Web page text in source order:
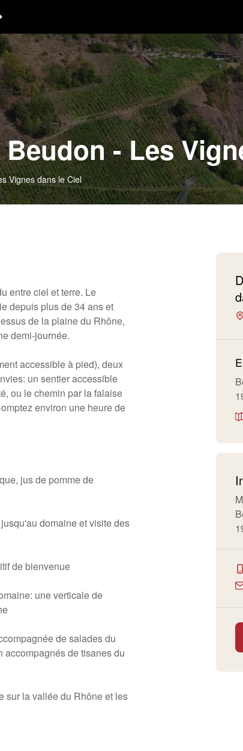
- Les
Vignes dans le Ciel
entre ciel et terre. Le
depuis plus de 34 ans et
de la plaine du Rhône,
demi-journée.
accessible à pied), deux
un sentier accessible
ou le chemin par la falaise
environ une heure de
jus de pomme de
domaine et visite des
de bienvenue
une verticale de
de salades du
accompagnés de tisanes du
sur la vallée du Rhône et les